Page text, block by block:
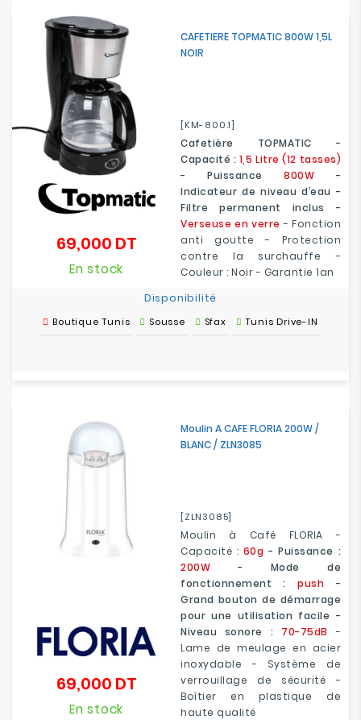
CAFETIERE TOPMATIC 800W 1,5L
NOIR
[KM-800.1]
Cafetière TOPMATIC -
Capacité : 1,5 Litre (12 tasses)
- Puissance 800W -
Indicateur de niveau d’eau -
Filtre permanent inclus -
Verseuse en verre - Fonction
anti goutte - Protection
contre la surchauffe -
Couleur : Noir - Garantie 1an
69,000 DTPrix
En stock
Disponibilité
Boutique Tunis Sousse Sfax Tunis Drive-IN
Moulin A CAFE FLORIA 200W /
BLANC / ZLN3085
[ZLN3085]
Moulin à Café FLORIA -
Capacité : 60g - Puissance :
200W - Mode de
fonctionnement :push -
Grand bouton de démarrage
pour une utilisation facile -
Niveau sonore : 70-75dB -
Lame de meulage en acier
inoxydable - Système de
verrouillage de sécurité -
Boîtier en plastique de
haute qualité
69,000 DTPrix
En stock